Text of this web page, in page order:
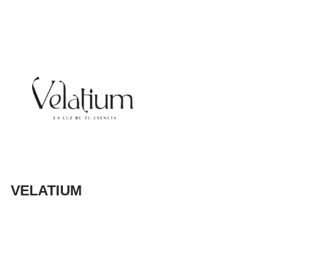
VELATIUM